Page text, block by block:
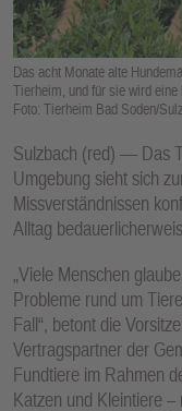
Das acht Monate alte
Tierheim, und für sie wird
Foto: Tierheim Bad Soden/
Sulzbach (red) –– Das
Umgebung sieht sich
Missverständnissen
Alltag
„Viele Menschen
Probleme rund um
Fall“, betont die
Vertragspartner der
Fundtiere im Rahmen
Katzen und Kleintiere
E